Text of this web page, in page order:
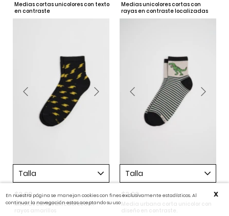
Medias cortas unicolores con texto
en contraste
Medias unicolores cortas con
rayas en contraste localizadas
Talla
$2.99
Medias cortas unicolores con
rayos amarillos
Talla
$2.99
Media urbana corta unicolor con
diseño en contraste.
En nuestra página se manejan cookies con fines exclusivamente estadísticos. Al
continuar la navegación estas aceptando su uso
X